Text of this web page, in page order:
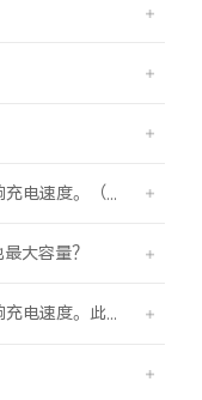
大容量？
设备出现提示信息：USB端口潮湿，影响充电速度。此时设备不能充电或充电速度变慢。